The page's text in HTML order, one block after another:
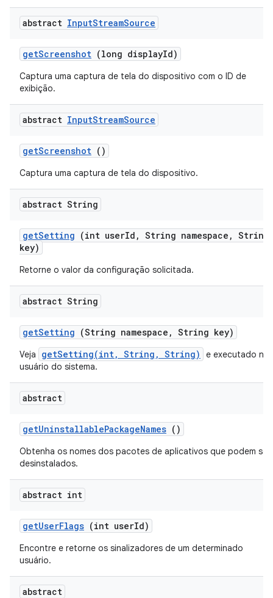
abstract InputStreamSource
getScreenshot (long displayId)
Captura uma captura de tela do dispositivo com o ID de
exibição.
abstract InputStreamSource
getScreenshot ()
Captura uma captura de tela do dispositivo.
abstract String
getSetting (int userId , String namespace , String
key)
Retorne o valor da configuração solicitada.
abstract String
getSetting (String namespace , String key)
Veja getSetting(int, String, String)
e executado no
usuário do sistema.
abstract
getUninstallablePackageNames ()
Obtenha os nomes dos pacotes de aplicativos que podem ser
desinstalados.
abstract int
getUserFlags (int userId)
Encontre e retorne os sinalizadores de um determinado
usuário.
abstract